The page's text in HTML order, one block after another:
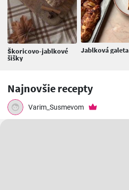
Škoricovo-jablkové
šišky
Jablková galeta
Najnovšie recepty
Varim_Susmevom